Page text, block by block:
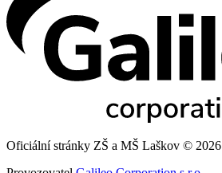
Oficiální stránky ZŠ a MŠ Laškov © 2026